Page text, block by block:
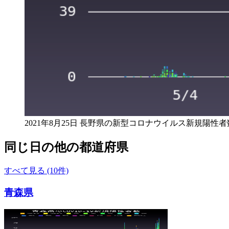
2021年8月25日 長野県の新型コロナウイルス新規陽性者
同じ日の他の都道府県
すべて見る (10件)
青森県